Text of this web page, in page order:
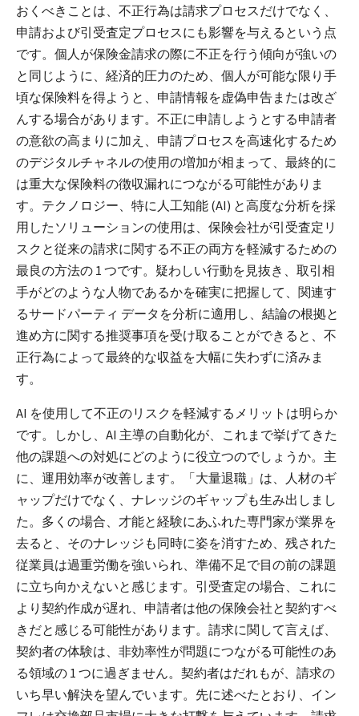
おくべきことは、不正行為は請求プロセスだけでなく、
申請および引受査定プロセスにも影響を与えるという点
です。個人が保険金請求の際に不正を行う傾向が強いの
と同じように、経済的圧力のため、個人が可能な限り手
頃な保険料を得ようと、申請情報を虚偽申告または改ざ
んする場合があります。不正に申請しようとする申請者
の意欲の高まりに加え、申請プロセスを高速化するため
のデジタルチャネルの使用の増加が相まって、最終的に
は重大な保険料の徴収漏れにつながる可能性がありま
す。テクノロジー、特に人工知能 (AI) と高度な分析を採
用したソリューションの使用は、保険会社が引受査定リ
スクと従来の請求に関する不正の両方を軽減するための
最良の方法の 1 つです。疑わしい行動を見抜き、取引相
手がどのような人物であるかを確実に把握して、関連す
るサードパーティ データを分析に適用し、結論の根拠と
進め方に関する推奨事項を受け取ることができると、不
正行為によって最終的な収益を大幅に失わずに済みま
す。
AI を使用して不正のリスクを軽減するメリットは明らか
です。しかし、AI 主導の自動化が、これまで挙げてきた
他の課題への対処にどのように役立つのでしょうか。主
に、運用効率が改善します。「大量退職」は、人材のギ
ャップだけでなく、ナレッジのギャップも生み出しまし
た。多くの場合、才能と経験にあふれた専門家が業界を
去ると、そのナレッジも同時に姿を消すため、残された
従業員は過重労働を強いられ、準備不足で目の前の課題
に立ち向かえないと感じます。引受査定の場合、これに
より契約作成が遅れ、申請者は他の保険会社と契約すべ
きだと感じる可能性があります。請求に関して言えば、
契約者の体験は、非効率性が問題につながる可能性のあ
る領域の 1 つに過ぎません。契約者はだれもが、請求の
いち早い解決を望んでいます。先に述べたとおり、イン